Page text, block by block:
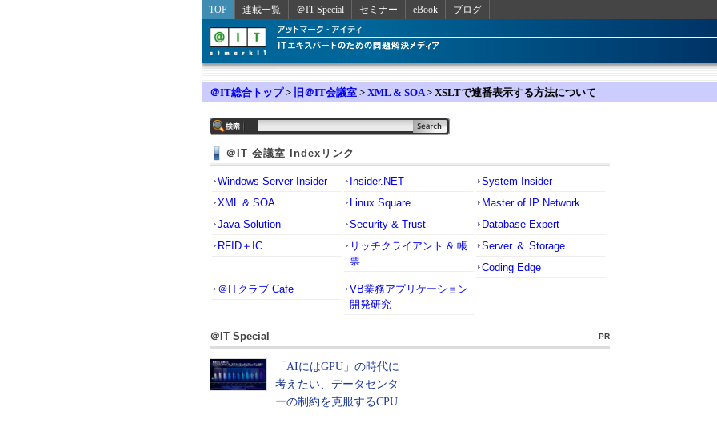
TOP 連載一覧 ＠IT Special セミナー eBook ブログ
＠IT総合トップ> 旧＠IT会議室 > XML & SOA> XSLTで連番表示する方法について
＠IT 会議室 Indexリンク
Windows Server Insider Insider.NET
System Insider
XML & SOA
Linux Square
Master of IP Network
Java Solution
Security & Trust
Database Expert
RFID＋IC
リッチクライアント & 帳
票
Server ＆ Storage
Coding Edge
＠ITクラブ Cafe
VB業務アプリケーション
開発研究
＠IT Special PR